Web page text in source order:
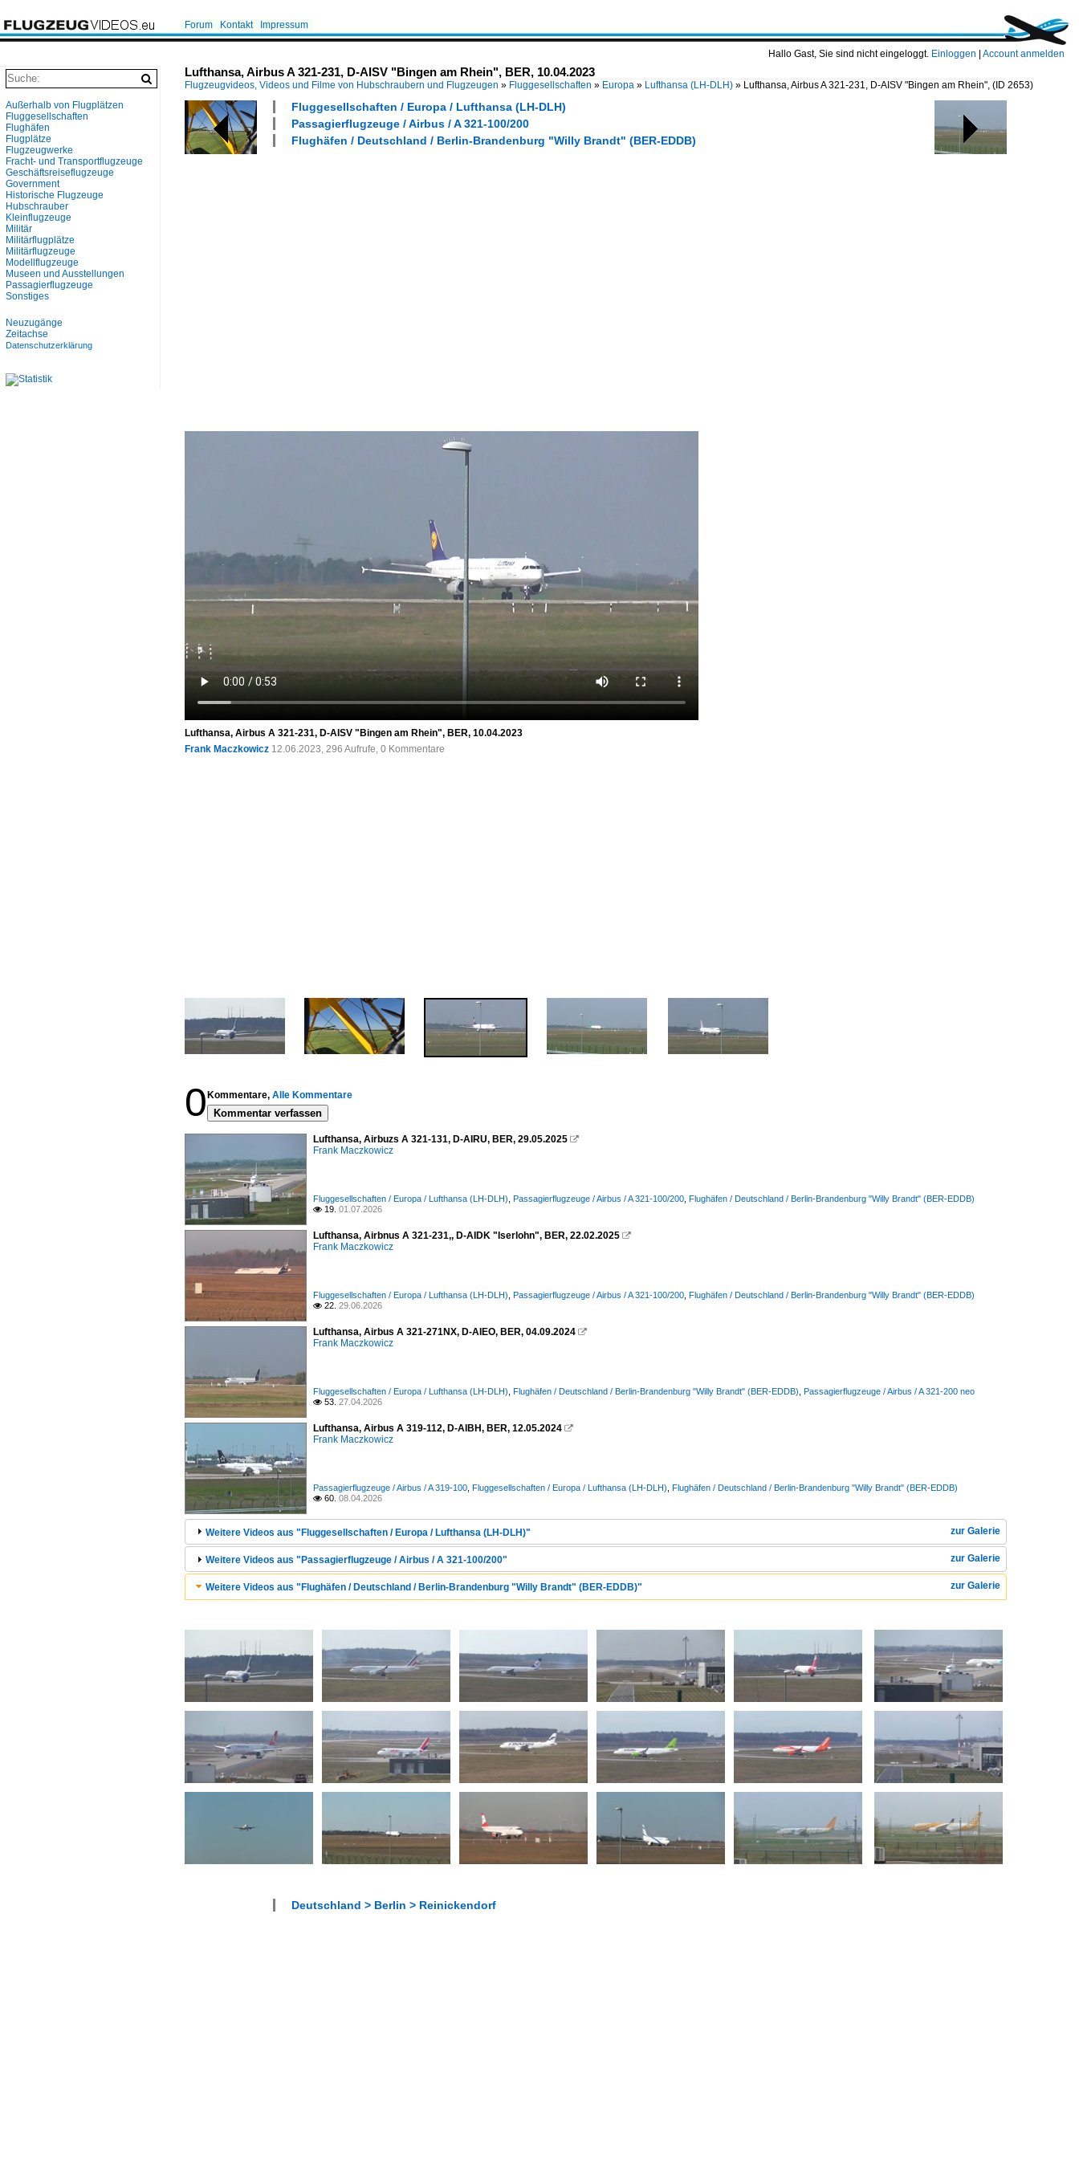
Hallo Gast, Sie sind nicht eingeloggt. Einloggen Account anmelden
Forum Kontakt Impressum
Lufthansa, Airbus A 321-231, D-AISV "Bingen am Rhein", BER, 10.04.2023
Flugzeugvideos, Videos und Filme von Hubschraubern und Flugzeugen » Fluggesellschaften » Europa » Lufthansa (LH-DLH) » Lufthansa, Airbus A 321-231, D-AISV "Bingen am Rhein", (ID 2653)
Fluggesellschaften / Europa / Lufthansa (LH-DLH)
Passagierflugzeuge / Airbus / A 321-100/200
Flughäfen / Deutschland / Berlin-Brandenburg "Willy Brandt" (BER-EDDB)
Lufthansa, Airbus A 321-231, D-AISV "Bingen am Rhein", BER, 10.04.2023
Frank Maczkowicz 12.06.2023, 296 Aufrufe, 0 Kommentare
0 Kommentare, Alle Kommentare
Kommentar verfassen
Lufthansa, Airbuzs A 321-131, D-AIRU, BER, 29.05.2025 
Frank Maczkowicz
Fluggesellschaften / Europa / Lufthansa (LH-DLH) Passagierflugzeuge / Airbus / A 321-100/200 Flughäfen / Deutschland / Berlin-Brandenburg "Willy Brandt" (BER-EDDB)
 19. 01.07.2026
Lufthansa, Airbnus A 321-231,, D-AIDK "Iserlohn", BER, 22.02.2025 
Frank Maczkowicz
Fluggesellschaften / Europa / Lufthansa (LH-DLH) Passagierflugzeuge / Airbus / A 321-100/200 Flughäfen / Deutschland / Berlin-Brandenburg "Willy Brandt" (BER-EDDB)
 22. 29.06.2026
Lufthansa, Airbus A 321-271NX, D-AIEO, BER, 04.09.2024 
Frank Maczkowicz
Fluggesellschaften / Europa / Lufthansa (LH-DLH) Flughäfen / Deutschland / Berlin-Brandenburg "Willy Brandt" (BER-EDDB) Passagierflugzeuge / Airbus / A 321-200 neo
 53. 27.04.2026
Lufthansa, Airbus A 319-112, D-AIBH, BER, 12.05.2024 
Frank Maczkowicz
Passagierflugzeuge / Airbus / A 319-100 Fluggesellschaften / Europa / Lufthansa (LH-DLH) Flughäfen / Deutschland / Berlin-Brandenburg "Willy Brandt" (BER-EDDB)
 60. 08.04.2026
zur Galerie
Weitere Videos aus "Fluggesellschaften / Europa / Lufthansa (LH-DLH)"
zur Galerie
Weitere Videos aus "Passagierflugzeuge / Airbus / A 321-100/200"
zur Galerie
Weitere Videos aus "Flughäfen / Deutschland / Berlin-Brandenburg "Willy Brandt" (BER-EDDB)"
Deutschland > Berlin > Reinickendorf
Außerhalb von Flugplätzen
Fluggesellschaften
Flughäfen
Flugplätze
Flugzeugwerke
Fracht- und Transportflugzeuge
Geschäftsreiseflugzeuge
Government
Historische Flugzeuge
Hubschrauber
Kleinflugzeuge
Militär
Militärflugplätze
Militärflugzeuge
Modellflugzeuge
Museen und Ausstellungen
Passagierflugzeuge
Sonstiges
Neuzugänge
Zeitachse
Datenschutzerklärung